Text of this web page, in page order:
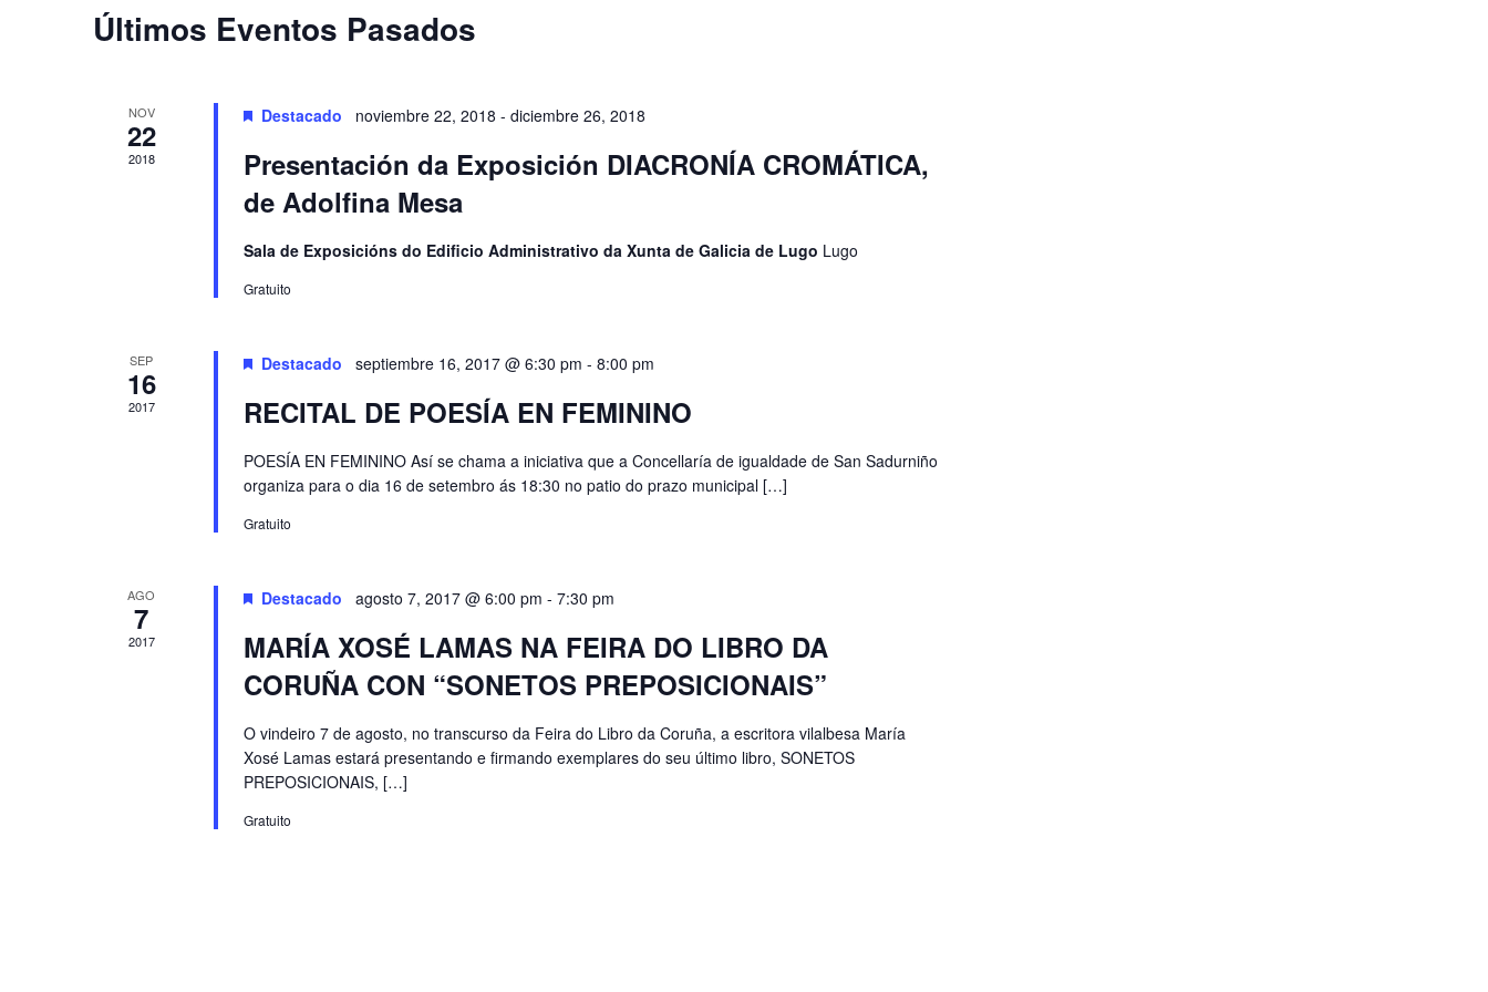
Últimos Eventos Pasados
NOV
22
2018
Destacado noviembre 22, 2018 - diciembre 26, 2018
Presentación da Exposición DIACRONÍA CROMÁTICA,
de Adolfina Mesa
Sala de Exposicións do Edificio Administrativo da Xunta de Galicia de Lugo Lugo
Gratuito
SEP
16
2017
Destacado septiembre 16, 2017 @ 6:30 pm - 8:00 pm
RECITAL DE POESÍA EN FEMININO
POESÍA EN FEMININO Así se chama a iniciativa que a Concellaría de igualdade de San Sadurniño
organiza para o dia 16 de setembro ás 18:30 no patio do prazo municipal […]
Gratuito
AGO
7
2017
Destacado agosto 7, 2017 @ 6:00 pm - 7:30 pm
MARÍA XOSÉ LAMAS NA FEIRA DO LIBRO DA
CORUÑA CON “SONETOS PREPOSICIONAIS”
O vindeiro 7 de agosto, no transcurso da Feira do Libro da Coruña, a escritora vilalbesa María
Xosé Lamas estará presentando e firmando exemplares do seu último libro, SONETOS
PREPOSICIONAIS, […]
Gratuito